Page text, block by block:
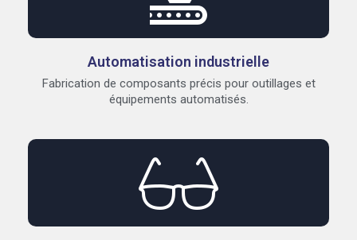
Automatisation industrielle
Fabrication de composants précis pour outillages et
équipements automatisés.